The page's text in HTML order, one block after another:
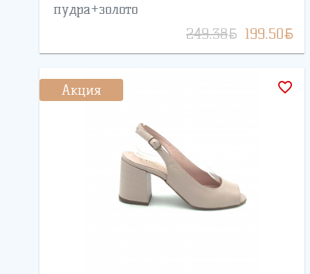
пудра+золото
249.38BYN 199.50BYN
Акция favorite_border